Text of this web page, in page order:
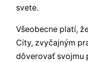
svete.
Všeobecne platí,
City, zvyčajným
dôverovať svojmu